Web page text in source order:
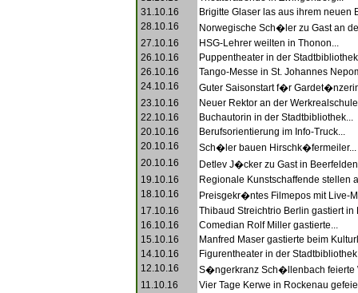
31.10.16
Brigitte Glaser las aus ihrem neuen
28.10.16
Norwegische Sch�ler zu Gast an
27.10.16
HSG-Lehrer weilten in Thonon...
26.10.16
Puppentheater in der
26.10.16
Tango-Messe in St. Johannes
24.10.16
Guter Saisonstart f�r
23.10.16
Neuer Rektor an der
22.10.16
Buchautorin in der Stadtbibliothek...
20.10.16
Berufsorientierung im Info-Truck...
20.10.16
Sch�ler bauen Hirschk�fermeiler...
20.10.16
Detlev J�cker zu Gast in
19.10.16
Regionale Kunstschaffende stellen
18.10.16
Preisgekr�ntes Filmepos mit Live-
17.10.16
Thibaud Streichtrio Berlin gastiert in
16.10.16
Comedian Rolf Miller gastierte...
15.10.16
Manfred Maser gastierte beim
14.10.16
Figurentheater in der
12.10.16
S�ngerkranz Sch�llenbach feierte
11.10.16
Vier Tage Kerwe in Rockenau